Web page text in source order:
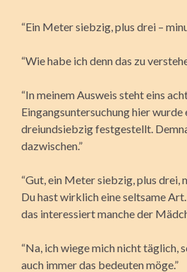
“Ein Meter siebzig, plus drei –
“Wie habe ich denn das zu
“In meinem Ausweis steht eins
Eingangsuntersuchung hier
dreiundsiebzig festgestellt.
dazwischen.”
“Gut, ein Meter siebzig, plus drei,
Du hast wirklich eine seltsame
das interessiert manche der
“Na, ich wiege mich nicht täglich,
auch immer das bedeuten möge.”